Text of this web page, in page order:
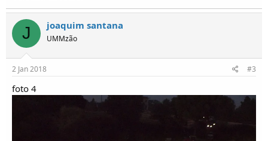
J joaquim santana
UMMzão
2 Jan 2018 #3
foto 4